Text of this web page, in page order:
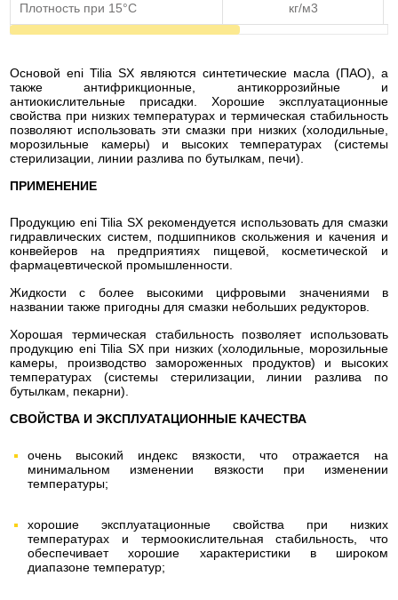
Плотность при 15°С кг/м3
Основой eni Tilia SX являются синтетические масла (ПАО), а
также антифрикционные, антикоррозийные и
антиокислительные присадки. Хорошие эксплуатационные
свойства при низких температурах и термическая стабильность
позволяют использовать эти смазки при низких (холодильные,
морозильные камеры) и высоких температурах (системы
стерилизации, линии разлива по бутылкам, печи).
ПРИМЕНЕНИЕ
Продукцию eni Tilia SX рекомендуется использовать для смазки
гидравлических систем, подшипников скольжения и качения и
конвейеров на предприятиях пищевой, косметической и
фармацевтической промышленности.
Жидкости с более высокими цифровыми значениями в
названии также пригодны для смазки небольших редукторов.
Хорошая термическая стабильность позволяет использовать
продукцию eni Tilia SX при низких (холодильные, морозильные
камеры, производство замороженных продуктов) и высоких
температурах (системы стерилизации, линии разлива по
бутылкам, пекарни).
СВОЙСТВА И ЭКСПЛУАТАЦИОННЫЕ КАЧЕСТВА
очень высокий индекс вязкости, что отражается на
минимальном изменении вязкости при изменении
температуры;
хорошие эксплуатационные свойства при низких
температурах и термоокислительная стабильность, что
обеспечивает хорошие характеристики в широком
диапазоне температур;